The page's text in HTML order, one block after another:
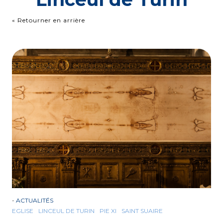
« Retourner en arrière
- ACTUALITÉS
EGLISE
LINCEUL DE TURIN PIE XI SAINT SUAIRE